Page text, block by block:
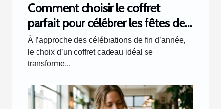
Comment choisir le coffret
parfait pour célébrer les fêtes de
fin d'année ?
À l’approche des célébrations de fin d’année,
le choix d’un coffret cadeau idéal se
transforme...